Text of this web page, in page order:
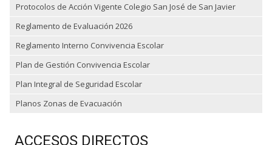
Protocolos de Acción Vigente Colegio San José de San Javier
Reglamento de Evaluación 2026
Reglamento Interno Convivencia Escolar
Plan de Gestión Convivencia Escolar
Plan Integral de Seguridad Escolar
Planos Zonas de Evacuación
ACCESOS DIRECTOS